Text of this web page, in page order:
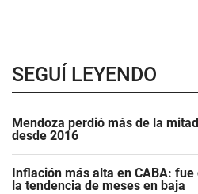
SEGUÍ LEYENDO
Mendoza perdió más de la
desde 2016
Inflación más alta en CABA:
la tendencia de meses en baja